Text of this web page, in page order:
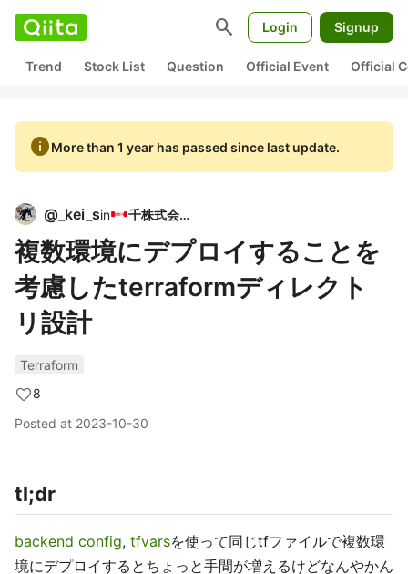
search Login Signup
Trend Stock List Question Official Event Official
infoMore than 1 year has passed since last update.
@ _kei_sin 千株式会社
複数環境にデプロイすることを
考慮したterraformディレクト
リ設計
Terraform
8
Posted at 2023-10-30
tl;dr
backend config, tfvarsを使って同じtfファイルで複数環
境にデプロイするとちょっと手間が増えるけどなんやかん